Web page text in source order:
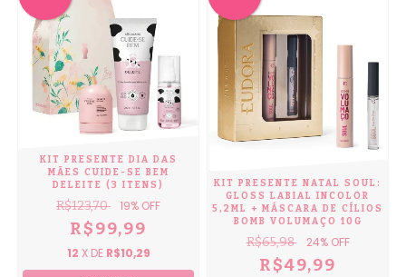
KIT PRESENTE DIA DAS
MÃES CUIDE-SE BEM
DELEITE (3 ITENS)
R$123,70 19% OFF
R$99,99
12 X DE R$10,29
KIT PRESENTE NATAL SOUL:
GLOSS LABIAL INCOLOR
5,2ML + MÁSCARA DE CÍLIOS
BOMB VOLUMAÇO 10G
R$65,98 24% OFF
R$49,99